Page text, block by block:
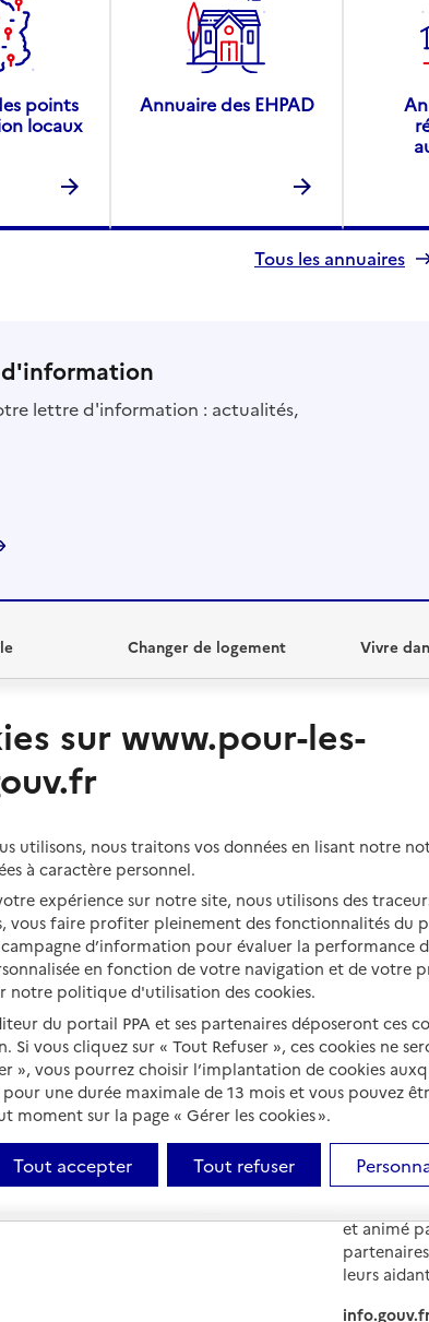
points
locaux
Annuaire des EHPAD
Tous les annuaires
lettre d'information : actualités,
à domicile
une
Changer de logement
Vivre dans une résidence avec
Vivre en accueil familial
Autres solutions de logement
Vivre
Les
Préparer
Aides
EHPAD
Droits en
Fin de vie
Portail
et de
et animé
leurs
sur www.pour-les-
utilisons, nous traitons vos données en lisant notre
à caractère personnel.
expérience sur notre site, nous utilisons des
vous faire profiter pleinement des fonctionnalités du
d’information pour évaluer la performance
en fonction de votre navigation et de votre
notre politique d'utilisation des cookies.
du portail PPA et ses partenaires déposeront ces
vous cliquez sur « Tout Refuser », ces cookies ne
», vous pourrez choisir l’implantation de cookies
une durée maximale de 13 mois et vous pouvez
sur la page « Gérer les cookies ».
Tout accepter Tout refuser